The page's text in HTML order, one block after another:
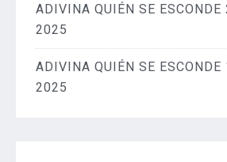
ADIVINA QUIÉN SE ESCONDE
2025
ADIVINA QUIÉN SE ESCONDE
2025